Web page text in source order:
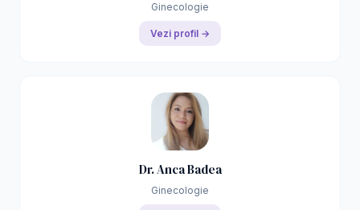
Ginecologie
Vezi profil →
Dr. Anca Badea
Ginecologie